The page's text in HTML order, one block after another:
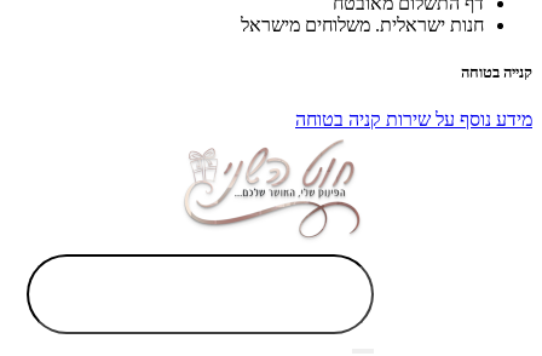
חנות ישראלית. משלוחים מישראל
קנייה בטוחה
מידע נוסף על שירות קניה בטוחה